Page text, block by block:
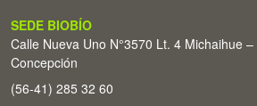
SEDE BIOBÍO
Calle Nueva Uno N°3570 Lt. 4 Michaihue
Concepción
(56-41) 285 32 60